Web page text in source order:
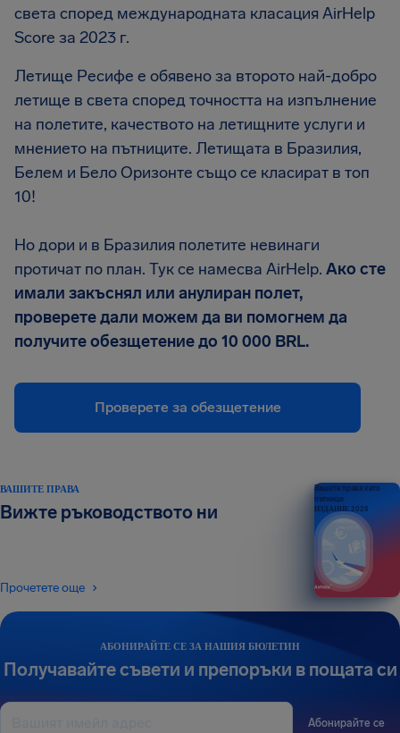
света според международната класация AirHelp
Score за 2023 г.
Летище Ресифе е обявено за второто най-добро
летище в света според точността на изпълнение
на полетите, качеството на летищните услуги и
мнението на пътниците. Летищата в Бразилия,
Белем и Бело Оризонте също се класират в топ
10!
Но дори и в Бразилия полетите невинаги
протичат по план. Тук се намесва AirHelp. Ако сте
имали закъснял или анулиран полет,
проверете дали можем да ви помогнем да
получите обезщетение до 10 000 BRL.
Проверете за обезщетение
АБОНИРАЙТЕ СЕ ЗА НАШИЯ БЮЛЕТИН
Получавайте съвети и препоръки в пощата си
Абонирайте се
ВАШИТЕ ПРАВА
Вижте ръководството ни
Прочетете още
Вашите права като
пътници
ИЗДАНИЕ 2026